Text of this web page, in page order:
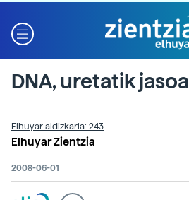
DNA, uretatik jasoa
Elhuyar aldizkaria: 243
Elhuyar Zientzia
2008-06-01